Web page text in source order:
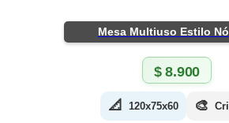
Mesa Multiuso Estilo
$8.900
📐 120x75x60 🎨